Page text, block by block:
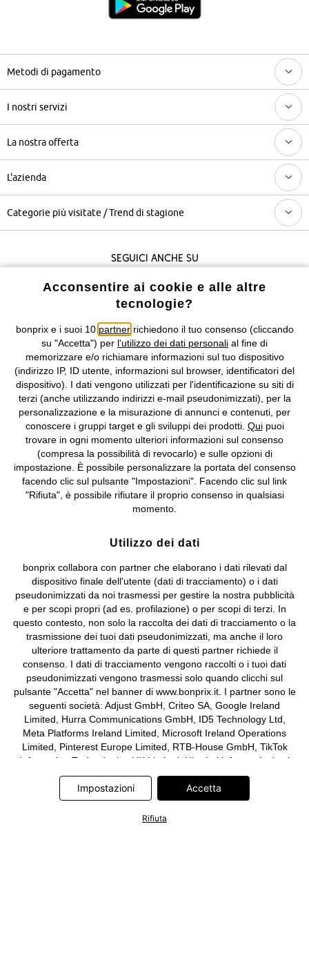
Metodi di pagamento
I nostri servizi
La nostra offerta
L'azienda
Categorie più visitate / Trend di stagione
Seguici anche su
I prezzi sono IVA inclusa. Non includono
costi di servizio.
Condizioni di vendita Accessibilità
Informativa privacy e cookie Gestione dei cookie
Informazioni legali Diritto di recesso
©2026 bonprix. Tutti i diritti riservati.
bonprix S.r.l. con socio unico, sede legale: via Adua 33 - 13855
Valdengo (BI) C.F. 01510910027 - P.I. 01939830020, Reg. Imprese di
Biella n. 01510910027, R.E.A. BI - 171345, N. Reg. Pile:
IT09060P00000858, N. Reg. AEE: IT08020000002105 Capitale
mbH.
Acconsentire ai cookie e alle altre
tecnologie?
bonprix e i suoi 10 partnerrichiedono il tuo consenso (cliccando
su "Accetta") per l'utilizzo dei dati personali al fine di
memorizzare e/o richiamare informazioni sul tuo dispositivo
(indirizzo IP, ID utente, informazioni sul browser, identificatori del
dispositivo). I dati vengono utilizzati per l'identificazione su siti di
terzi (anche utilizzando indirizzi e-mail pseudonimizzati), per la
personalizzazione e la misurazione di annunci e contenuti, per
conoscere i gruppi target e gli sviluppi dei prodotti. Quipuoi
trovare in ogni momento ulteriori informazioni sul consenso
(compresa la possibilità di revocarlo) e sulle opzioni di
impostazione. È possibile personalizzare la portata del consenso
facendo clic sul pulsante "Impostazioni". Facendo clic sul link
"Rifiuta", è possibile rifiutare il proprio consenso in qualsiasi
momento.
Utilizzo dei dati
bonprix collabora con partner che elaborano i dati rilevati dal
dispositivo finale dell'utente (dati di tracciamento) o i dati
pseudonimizzati da noi trasmessi per gestire la nostra pubblicità
e per scopi propri (ad es. profilazione) o per scopi di terzi. In
questo contesto, non solo la raccolta dei dati di tracciamento o la
trasmissione dei tuoi dati pseudonimizzati, ma anche il loro
ulteriore trattamento da parte di questi partner richiede il
consenso. I dati di tracciamento vengono raccolti o i tuoi dati
pseudonimizzati vengono trasmessi solo quando clicchi sul
pulsante "Accetta" nel banner di www.bonprix.it. I partner sono le
seguenti società: Adjust GmbH, Criteo SA, Google Ireland
Limited, Hurra Communications GmbH, ID5 Technology Ltd,
Meta Platforms Ireland Limited, Microsoft Ireland Operations
Limited, Pinterest Europe Limited, RTB-House GmbH, TikTok
Information Technologies UK Limited. Ulteriori informazioni sul
trattamento dei dati da parte di questi partner sono disponibili
nella nostrainformativa privacy e cookie. L'informativa è
accessibile anche tramite un link nel banner.
Impostazioni Accetta
Rifiuta